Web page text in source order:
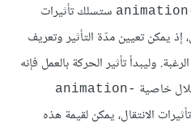
ستسلك تأثيرات
إذ يمكن تعيين مدّة التأثير وتعريف
وليبدأ تأثير الحركة بالعمل فإنه
خاصية animation-
الانتقال، يمكن لقيمة هذه